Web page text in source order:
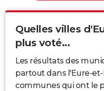
Quelles villes
plus voté...
Les résultats des
partout dans l'Eure-et-
communes qui ont le